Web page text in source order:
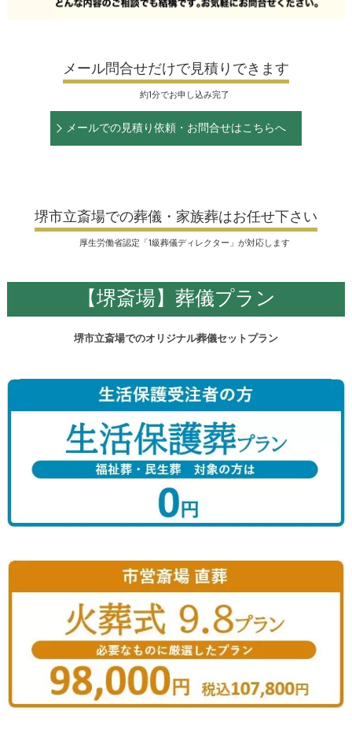
メール問合せだけで見積りできます
約1分でお申し込み完了
メールでの見積り依頼・お問合せはこちらへ
堺市立斎場での葬儀・家族葬はお任せ下さい
厚生労働省認定「1級葬儀ディレクター」が対応します
堺市立斎場でのオリジナル葬儀セットプラン
【堺斎場】葬儀プラン